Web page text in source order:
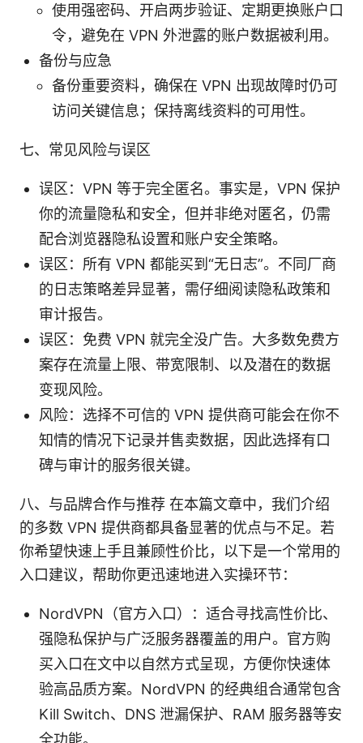
使用强密码、开启两步验证、定期更换账户口
令，避免在 VPN 外泄露的账户数据被利用。
备份与应急
备份重要资料，确保在 VPN 出现故障时仍可
访问关键信息；保持离线资料的可用性。
七、常见风险与误区
误区：VPN 等于完全匿名。事实是，VPN 保护
你的流量隐私和安全，但并非绝对匿名，仍需
配合浏览器隐私设置和账户安全策略。
误区：所有 VPN 都能买到“无日志”。不同厂商
的日志策略差异显著，需仔细阅读隐私政策和
审计报告。
误区：免费 VPN 就完全没广告。大多数免费方
案存在流量上限、带宽限制、以及潜在的数据
变现风险。
风险：选择不可信的 VPN 提供商可能会在你不
知情的情况下记录并售卖数据，因此选择有口
碑与审计的服务很关键。
八、与品牌合作与推荐 在本篇文章中，我们介绍
的多数 VPN 提供商都具备显著的优点与不足。若
你希望快速上手且兼顾性价比，以下是一个常用的
入口建议，帮助你更迅速地进入实操环节：
NordVPN（官方入口）：适合寻找高性价比、
强隐私保护与广泛服务器覆盖的用户。官方购
买入口在文中以自然方式呈现，方便你快速体
验高品质方案。NordVPN 的经典组合通常包含
Kill Switch、DNS 泄漏保护、RAM 服务器等安
全功能。